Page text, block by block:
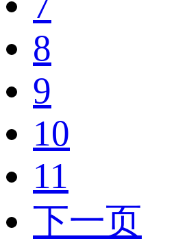
8
9
10
11
下一页